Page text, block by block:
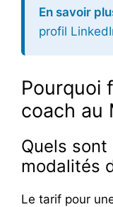
En savoir
profil
Pourquoi
coach au
Quels
modalités
Le tarif pour